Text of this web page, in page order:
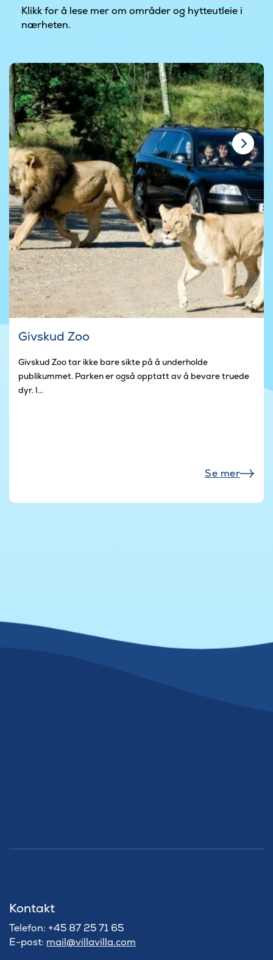
Klikk for å lese mer om områder og hytteutleie i
nærheten.
Givskud Zoo
Givskud Zoo tar ikke bare sikte på å underholde
publikummet. Parken er også opptatt av å bevare truede
dyr. I...
Se mer
Kontakt
Telefon: +45 87 25 71 65
E-post: mail@villavilla.com